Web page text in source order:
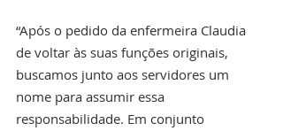
“Após o pedido da enfermeira Claudia
de voltar às suas funções originais,
buscamos junto aos servidores um
nome para assumir essa
responsabilidade. Em conjunto